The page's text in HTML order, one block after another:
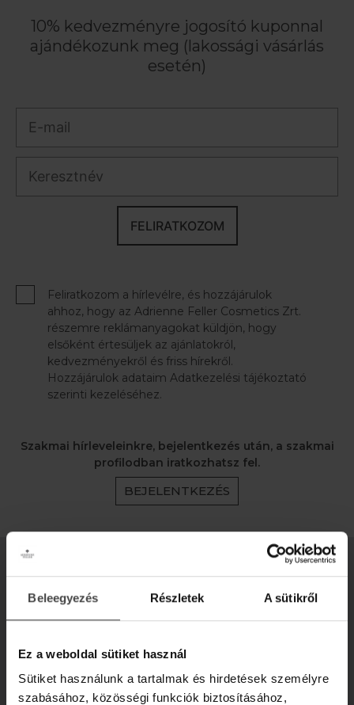
Beleegyezés Részletek A sütikről
Ez a weboldal sütiket használ
Sütiket használunk a tartalmak és hirdetések személyre
szabásához, közösségi funkciók biztosításához,
10% kedvezményre jogosító kuponnal
ajándékozunk meg (lakossági vásárlás
esetén)
FELIRATKOZOM
Feliratkozom a hírlevélre, és hozzájárulok
ahhoz, hogy az Adrienne Feller Cosmetics Zrt.
részemre reklámanyagokat küldjön, hogy
elsőként értesüljek az ajánlatokról,
kedvezményekről és friss hírekről.
Hozzájárulok adataim Adatkezelési tájékoztató
szerinti kezeléséhez.
Szakmai hírleveleinkre, bejelentkezés után, a szakmai
profilodban iratkozhatsz fel.
BEJELENTKEZÉS
100% TERMÉSZETES, MAGYAR
NEUROKOZMETIKUMOK